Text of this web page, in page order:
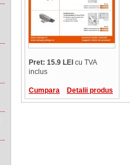
Pret: 15.9 LEI cu TVA
inclus
Cumpara Detalii produs